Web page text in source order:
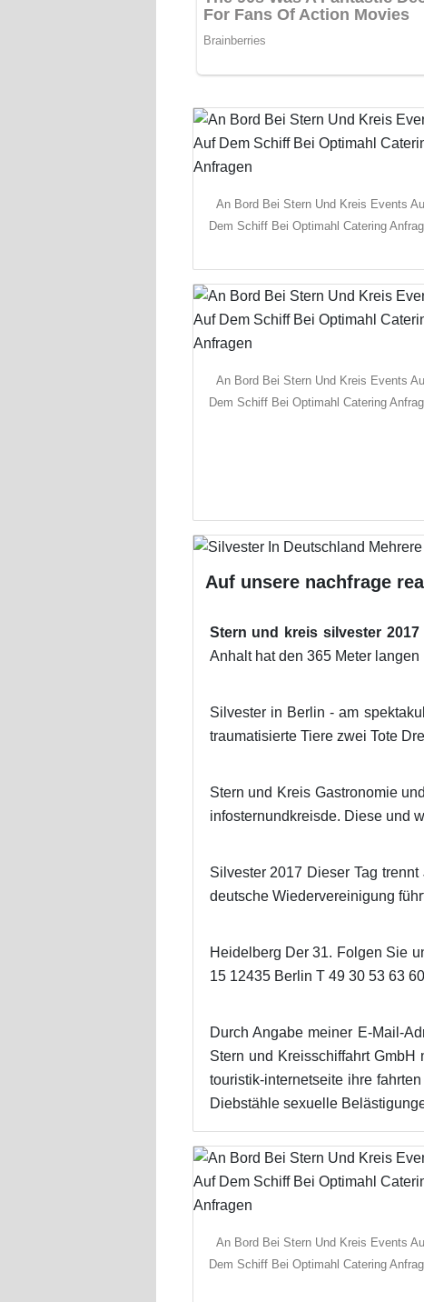
An Bord Bei Stern Und Kreis Events
Dem Schiff Bei Optimahl Catering
An Bord Bei Stern Und Kreis Events
Dem Schiff Bei Optimahl Catering
Auf unsere nachfrage
Stern und kreis silvester 2017
Anhalt hat den 365 Meter
Silvester in Berlin - am
traumatisierte Tiere zwei Tote
Stern und Kreis Gastronomie
infosternundkreisde. Diese und
Silvester 2017 Dieser Tag
deutsche Wiedervereinigung
Heidelberg Der 31. Folgen Sie
15 12435 Berlin T 49 30 53 63
Durch Angabe meiner E-Mail-
Stern und Kreisschiffahrt
touristik-internetseite ihre
Diebstähle sexuelle
An Bord Bei Stern Und Kreis Events
Dem Schiff Bei Optimahl Catering